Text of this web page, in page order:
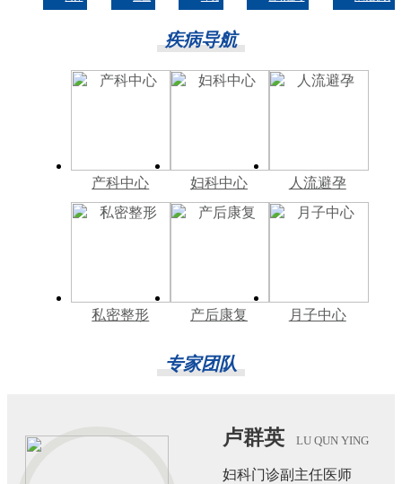
疾病导航
产科中心 妇科中心 人流避孕
私密整形 产后康复 月子中心
专家团队
卢群英 LU QUN YING
妇科门诊副主任医师